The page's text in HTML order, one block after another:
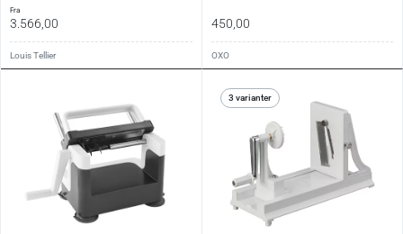
fra
3.566,00
Louis Tellier
450,00
OXO
3 varianter